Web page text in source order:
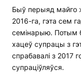
Быў перыяд майго
2016-га, гэта сем
семінарыю. Потым
хацеў супрацы з
спрабавалі з 2017
супраціўляўся.